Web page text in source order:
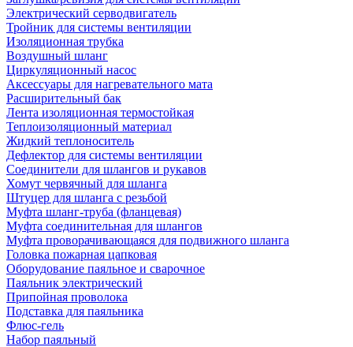
Электрический серводвигатель
Тройник для системы вентиляции
Изоляционная трубка
Воздушный шланг
Циркуляционный насос
Аксессуары для нагревательного мата
Расширительный бак
Лента изоляционная термостойкая
Теплоизоляционный материал
Жидкий теплоноситель
Дефлектор для системы вентиляции
Соединители для шлангов и рукавов
Хомут червячный для шланга
Штуцер для шланга с резьбой
Муфта шланг-труба (фланцевая)
Муфта соединительная для шлангов
Муфта проворачивающаяся для подвижного шланга
Головка пожарная цапковая
Оборудование паяльное и сварочное
Паяльник электрический
Припойная проволока
Подставка для паяльника
Флюс-гель
Набор паяльный